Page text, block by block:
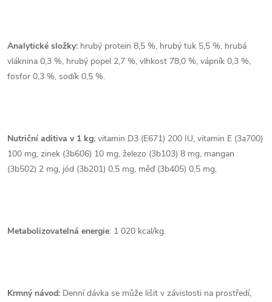
Analytické složky: hrubý protein 8,5 %, hrubý tuk 5,5 %, hrubá
vláknina 0,3 %, hrubý popel 2,7 %, vlhkost 78,0 %, vápník 0,3 %,
fosfor 0,3 %, sodík 0,5 %.
Nutriční aditiva v 1 kg: vitamin D3 (E671) 200 IU, vitamin E (3a700)
100 mg, zinek (3b606) 10 mg, železo (3b103) 8 mg, mangan
(3b502) 2 mg, jód (3b201) 0,5 mg, měď (3b405) 0,5 mg.
Metabolizovatelná energie: 1 020 kcal/kg.
Krmný návod: Denní dávka se může lišit v závislosti na prostředí,